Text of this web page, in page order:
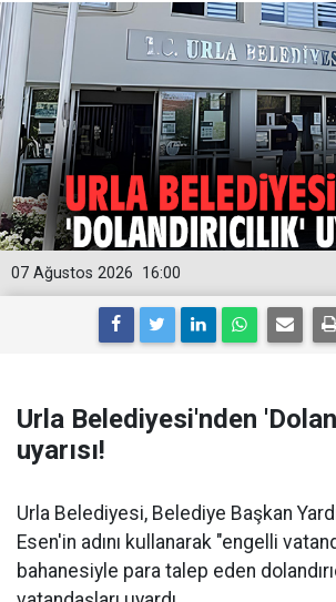
16:00
07 Ağustos 2026
Urla Belediyesi'nden
uyarısı!
Urla Belediyesi, Belediye Başkan
Esen'in adını kullanarak "engelli
bahanesiyle para talep eden